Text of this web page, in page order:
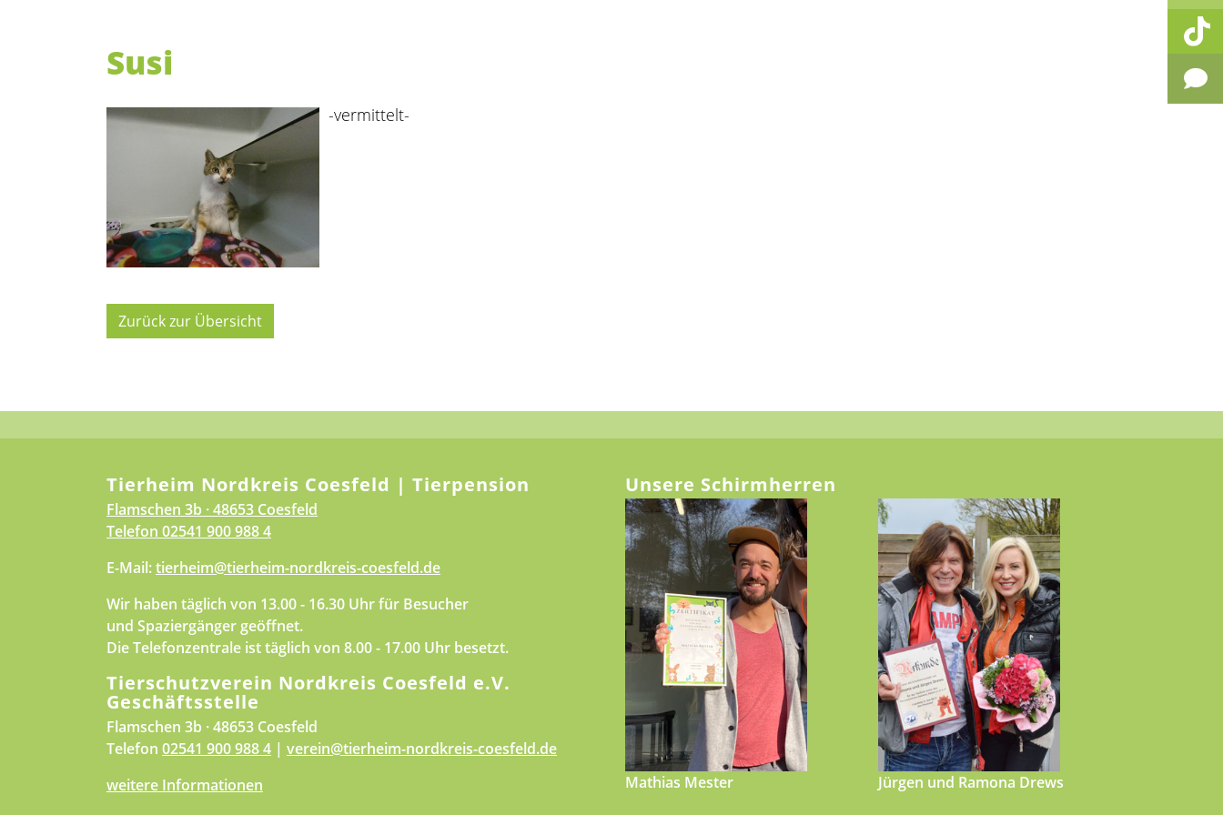
Susi
-vermittelt-
Zurück zur Übersicht
Tierheim Nordkreis Coesfeld | Tierpension
Flamschen 3b · 48653 Coesfeld
Telefon 02541 900 988 4
E-Mail:tierheim@tierheim-nordkreis-coesfeld.de
Wir haben täglich von 13.00 - 16.30 Uhr für Besucher
und Spaziergänger geöffnet.
Die Telefonzentrale ist täglich von 8.00 - 17.00 Uhr besetzt.
Tierschutzverein Nordkreis Coesfeld e.V.
Geschäftsstelle
Flamschen 3b · 48653 Coesfeld
Telefon 02541 900 988 4 | verein@tierheim-nordkreis-coesfeld.de
weitere Informationen
Unsere Schirmherren
Mathias Mester Jürgen und Ramona Drews